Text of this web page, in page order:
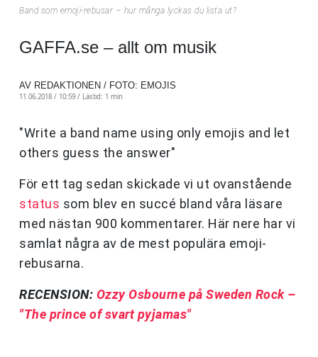
Band som emoji-rebusar – hur många lyckas du lista ut?
GAFFA.se – allt om musik
AV REDAKTIONEN / FOTO: EMOJIS
11.06.2018 / 10:59 / Lästid: 1 min
"Write a band name using only emojis and let
others guess the answer"
För ett tag sedan skickade vi ut ovanstående
status som blev en succé bland våra läsare
med nästan 900 kommentarer. Här nere har vi
samlat några av de mest populära emoji-
rebusarna.
RECENSION: Ozzy Osbourne på Sweden Rock –
"The prince of svart pyjamas"